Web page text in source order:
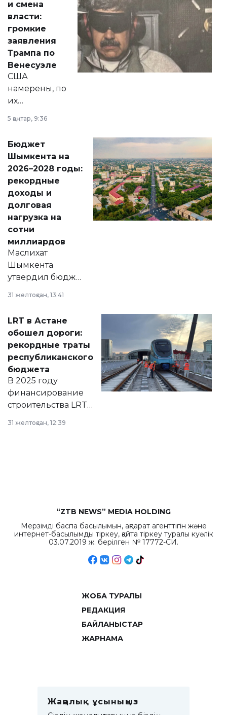
политических
реформах до
вопросов армии,
экономики и
личного здоровья.
и смена
власти:
громкие
заявления
Трампа по
Венесуэле
США
намерены, по
их
принести
народу
Венесуэлы.
5 қаңтар, 9:36
Бюджет
Шымкента на
2026–2028 годы:
рекордные
доходы и
долговая
нагрузка на
сотни
миллиардов
Маслихат
Шымкента
утвердил бюджет
2028 годы.
документ
появился в базе
нормативных
правовых актов и
на сайте маслихат
города.
31 желтоқсан, 13:41
LRT в Астане
обошел дороги:
рекордные траты
республиканского
бюджета
В 2025 году
финансирование
строительства LRT
республиканского
31 желтоқсан, 12:39
“ZTB NEWS” MEDIA HOLDING
Мерзімді баспа басылымын, ақпарат агенттігін және
интернет-басылымды тіркеу, қайта тіркеу туралы куәлік
03.07.2019 ж. берілген № 17772-СИ.
ЖОБА ТУРАЛЫ
РЕДАКЦИЯ
БАЙЛАНЫСТАР
ЖАРНАМА
Жаңалық ұсыныңыз